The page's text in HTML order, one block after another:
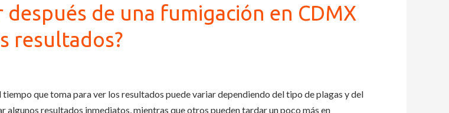
de una fumigación en CDMX
resultados?
que toma para ver los resultados puede variar dependiendo del tipo de plagas y del
resultados inmediatos, mientras que otros pueden tardar un poco más en